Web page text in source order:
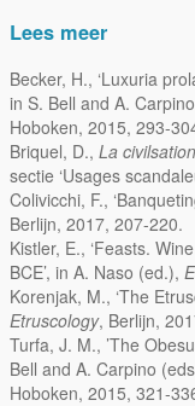
Lees meer
Becker, H., ‘Luxuria
in S. Bell and A.
Hoboken, 2015, 293-
Briquel, D., La
sectie ‘Usages
Colivicchi, F.,
Berlijn, 2017, 207-220.
Kistler, E., ‘Feasts.
BCE’, in A. Naso (ed.),
Korenjak, M., ‘The
Etruscology, Berlijn,
Turfa, J. M., ’The
Bell and A. Carpino
Hoboken, 2015, 321-